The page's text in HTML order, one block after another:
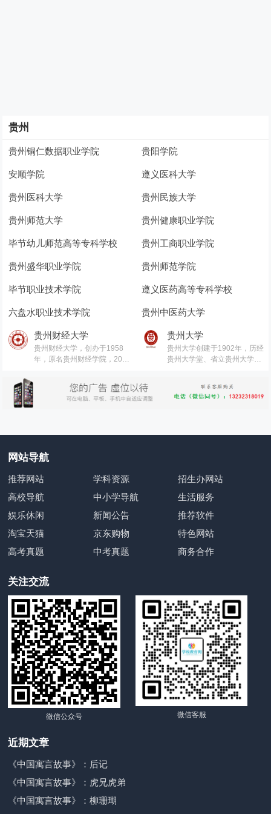
贵州
贵州铜仁数据职业学院 贵阳学院
安顺学院 遵义医科大学
贵州医科大学 贵州民族大学
贵州师范大学 贵州健康职业学院
毕节幼儿师范高等专科学校 贵州工商职业学院
贵州盛华职业学院 贵州师范学院
毕节职业技术学院 遵义医药高等专科学校
六盘水职业技术学院 贵州中医药大学
贵州财经大学
贵州财经大学，创办于1958
年，原名贵州财经学院，2012
的贵州省经济管理人才培养基
地。著名经济学家、“孙冶方经
大学名誉校长。
贵州大学
贵州大学创建于1902年，历经
贵州大学堂、省立贵州大学、
为贵州大学。
网站导航
推荐网站 学科资源
招生办网站
高校导航
中小学导航
生活服务
娱乐休闲
新闻公告
推荐软件
淘宝天猫
京东购物
特色网站
高考真题
中考真题 商务合作
关注交流
微信公众号 微信客服
近期文章
《中国寓言故事》：后记
《中国寓言故事》：虎兄虎弟
《中国寓言故事》：柳珊瑚